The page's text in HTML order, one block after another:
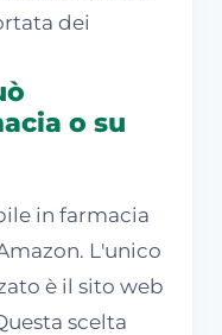
dei
o su
in farmacia
L'unico
è il sito web
scelta